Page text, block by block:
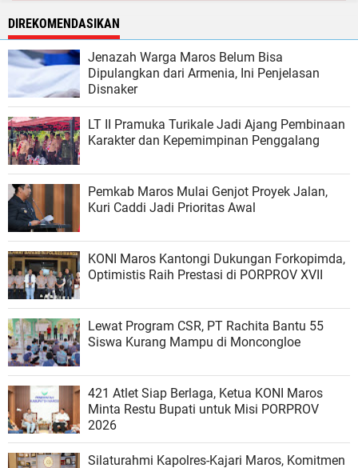
DIREKOMENDASIKAN
Jenazah Warga Maros Belum Bisa
Dipulangkan dari Armenia, Ini Penjelasan
Disnaker
LT II Pramuka Turikale Jadi Ajang Pembinaan
Karakter dan Kepemimpinan Penggalang
Pemkab Maros Mulai Genjot Proyek Jalan,
Kuri Caddi Jadi Prioritas Awal
KONI Maros Kantongi Dukungan Forkopimda,
Optimistis Raih Prestasi di PORPROV XVII
Lewat Program CSR, PT Rachita Bantu 55
Siswa Kurang Mampu di Moncongloe
421 Atlet Siap Berlaga, Ketua KONI Maros
Minta Restu Bupati untuk Misi PORPROV
2026
Silaturahmi Kapolres-Kajari Maros, Komitmen